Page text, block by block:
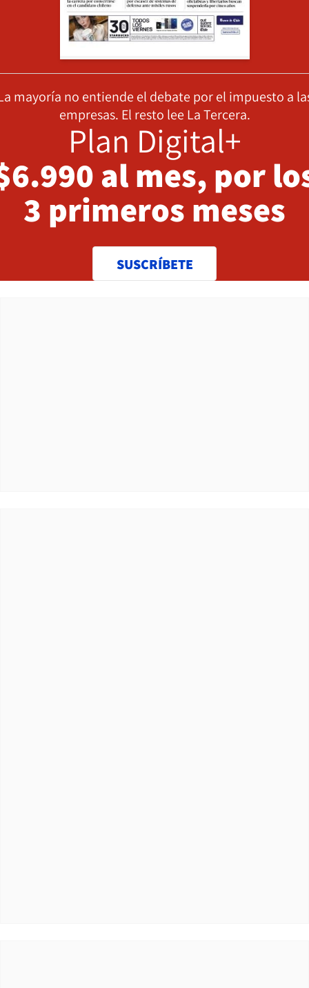
mayoría no entiende el debate por el impuesto a
empresas. El resto lee La Tercera.
Plan Digital+
al mes, por
3 primeros meses
SUSCRÍBETE